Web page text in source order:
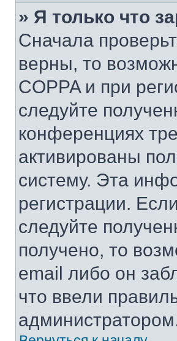
» Я только что
Сначала
верны, то
COPPA и при
следуйте
конференциях
активированы
систему. Эта
регистрации.
следуйте
получено, то
email либо он
что ввели